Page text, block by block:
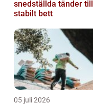
snedställda tänder till
stabilt bett
05 juli 2026